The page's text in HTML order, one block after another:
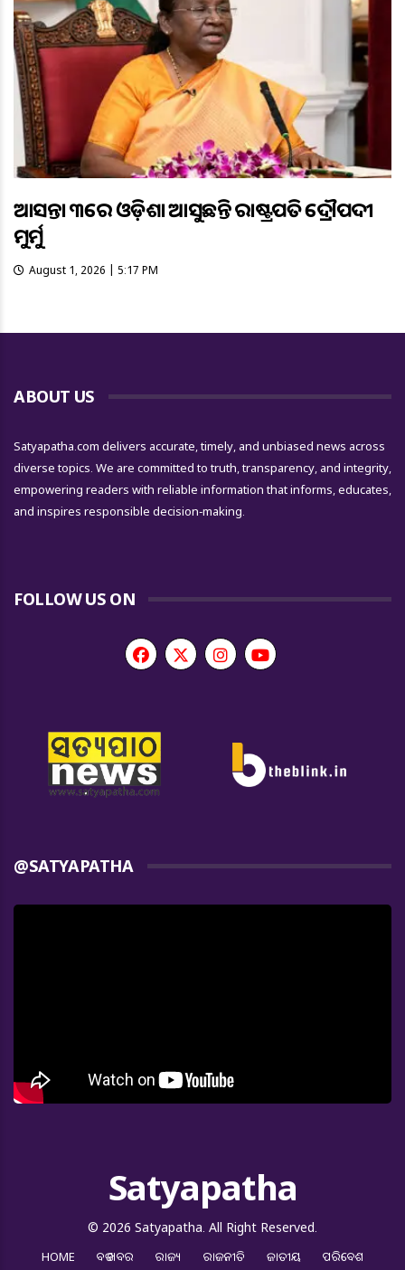
ଆସନ୍ତା ୩ରେ ଓଡ଼ିଶା ଆସୁଛନ୍ତି ରାଷ୍ଟ୍ରପତି ଦ୍ରୌପଦୀ
ମୁର୍ମୁ
August 1, 2026 | 5:17 PM
ABOUT US
Satyapatha.com delivers accurate, timely, and unbiased news across
diverse topics. We are committed to truth, transparency, and integrity,
empowering readers with reliable information that informs, educates,
and inspires responsible decision-making.
FOLLOW US ON
@SATYAPATHA
Satyapatha
© 2026 Satyapatha. All Right Reserved.
HOME ବଡ ଖବର ରାଜ୍ୟ ରାଜନୀତି ଜାତୀୟ ପରିବେଶ